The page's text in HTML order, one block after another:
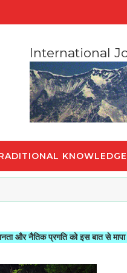
International
KNOWLEDGE
प्रगति को इस बात से मापा जाता है